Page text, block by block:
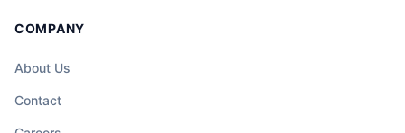
COMPANY
About Us
Contact